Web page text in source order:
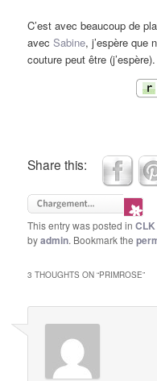
C’est avec beaucoup de
avecSabine, j’espère que
couture peut être (j’espère).
Share this:
This entry was posted in
byadmin. Bookmark the
3 THOUGHTS ON “PRIMROSE”